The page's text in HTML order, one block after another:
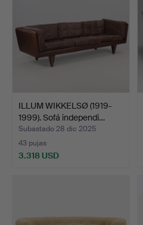
ILLUM WIKKELSØ (1919-
1999). Sofá independi…
Subastado 28 dic 2025
43 pujas
3.318 USD